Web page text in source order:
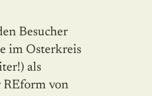
Besucher
im Osterkreis
als
REform von